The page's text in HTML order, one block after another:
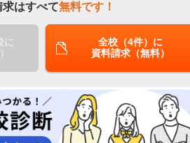
求はすべて無料です！
に
全校（4件）に
資料請求（無料）